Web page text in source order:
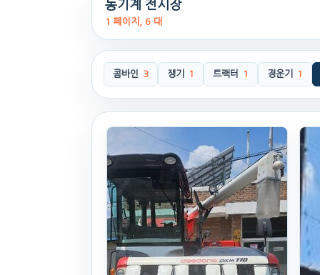
농기계 전시장
1 페이지, 6 대
콤바인 3 쟁기 1 트랙터 1 경운기 1